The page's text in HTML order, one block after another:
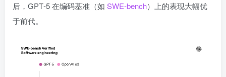
后，GPT‑5 在编码基准（如 SWE‑bench）上的表现大幅优
于前代。